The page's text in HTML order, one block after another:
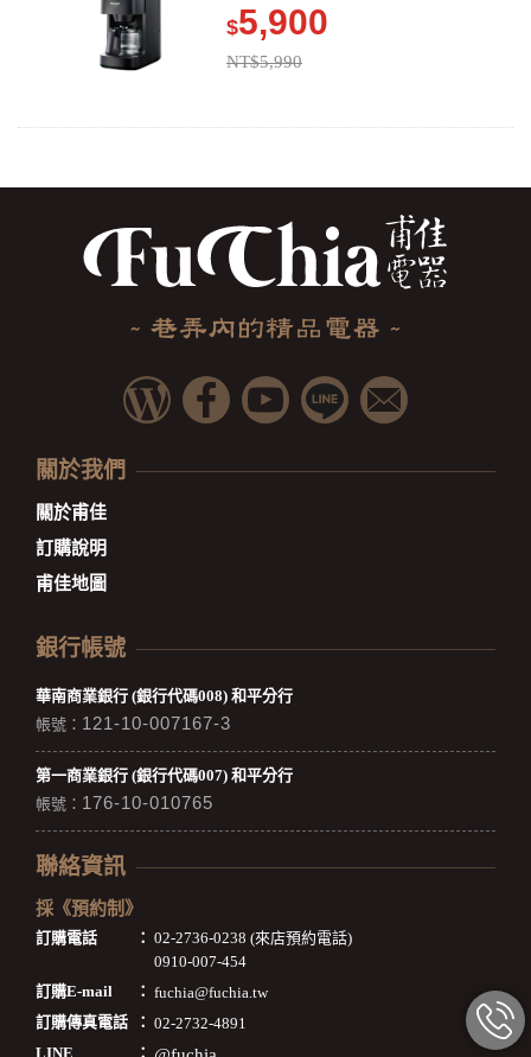
$5,900
NT$5,990
關於我們
關於甫佳
訂購說明
甫佳地圖
銀行帳號
華南商業銀行 (銀行代碼008) 和平分行
帳號： 121-10-007167-3
第一商業銀行 (銀行代碼007) 和平分行
帳號： 176-10-010765
聯絡資訊
採《預約制》
訂購電話 ： 02-2736-0238 (來店預約電話)
0910-007-454
訂購E-mail
： fuchia@fuchia.tw
訂購傳真電話
： 02-2732-4891
LINE
：